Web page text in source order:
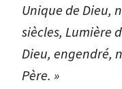
Unique de Dieu,
siècles, Lumière
Dieu, engendré,
Père. »